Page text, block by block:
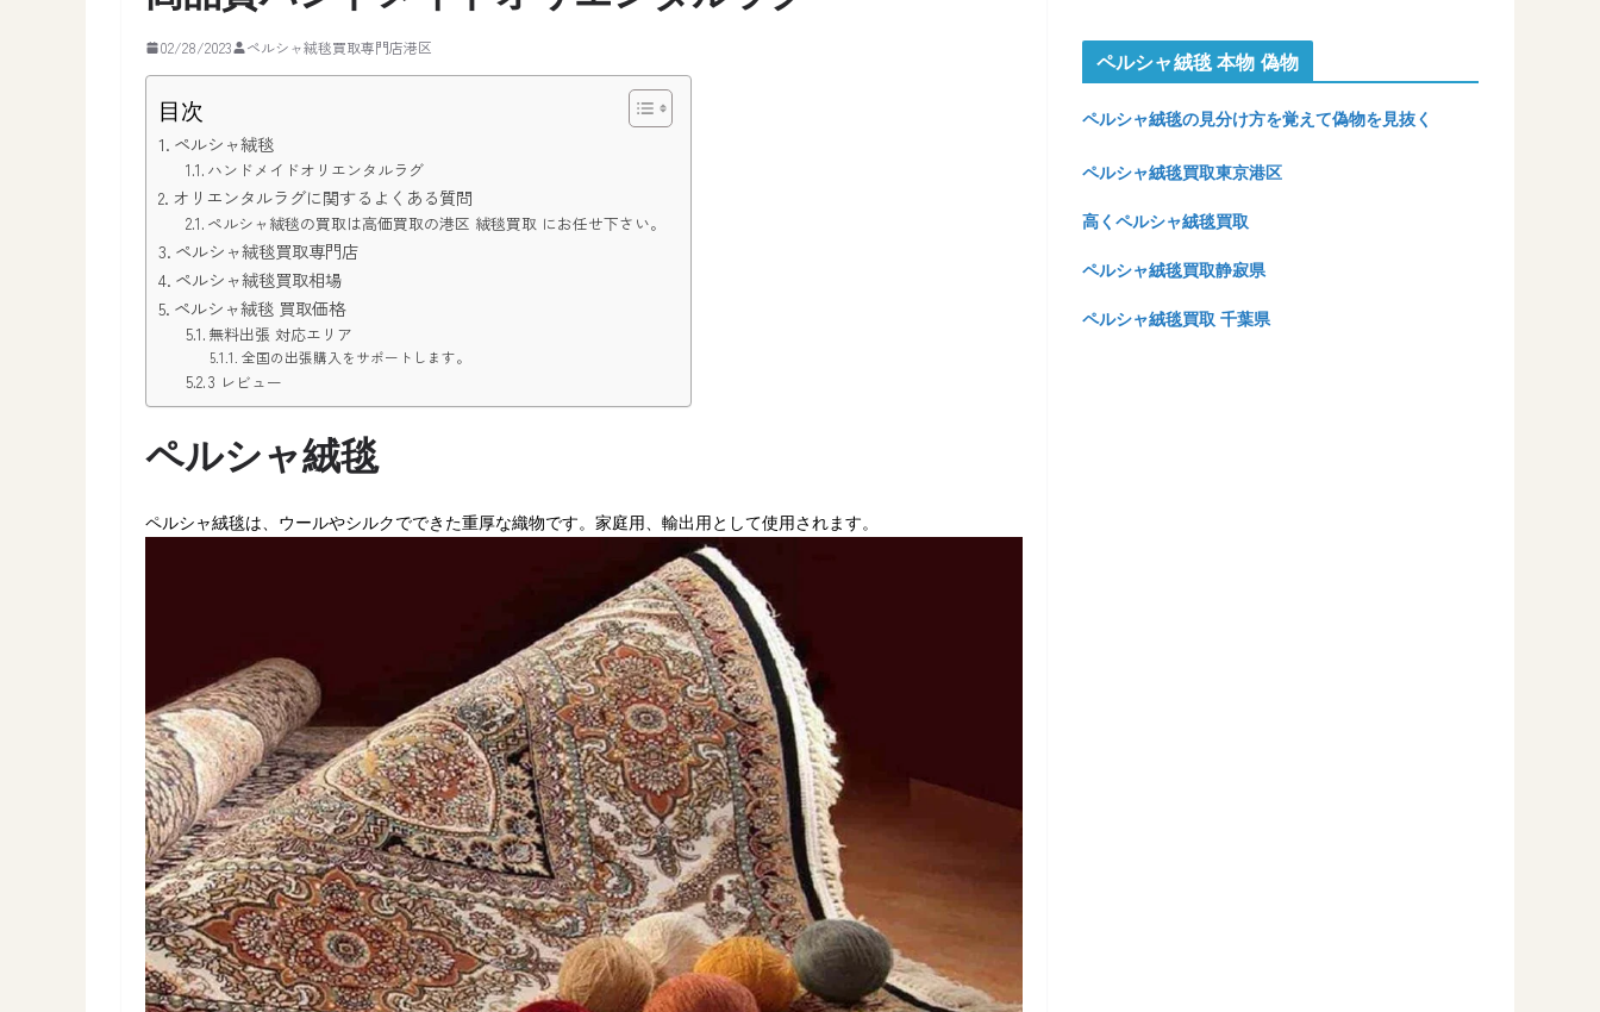
02/28/2023 ペルシャ絨毯買取専門店港区
目次
ペルシャ絨毯
ハンドメイドオリエンタルラグ
オリエンタルラグに関するよくある質問
ペルシャ絨毯の買取は高価買取の港区 絨毯買取 にお任せ下さい。
ペルシャ絨毯買取専門店
ペルシャ絨毯買取相場
ペルシャ絨毯 買取価格
無料出張 対応エリア
全国の出張購入をサポートします。
3 レビュー
ペルシャ絨毯
ペルシャ絨毯は、ウールやシルクでできた重厚な織物です。家庭用、輸出用として使用されます。
ペルシャ絨毯 本物 偽物
ペルシャ絨毯の見分け方を覚えて偽物を見抜く
ペルシャ絨毯買取東京港区
高くペルシャ絨毯買取
ペルシャ絨毯買取静寂県
ペルシャ絨毯買取 千葉県